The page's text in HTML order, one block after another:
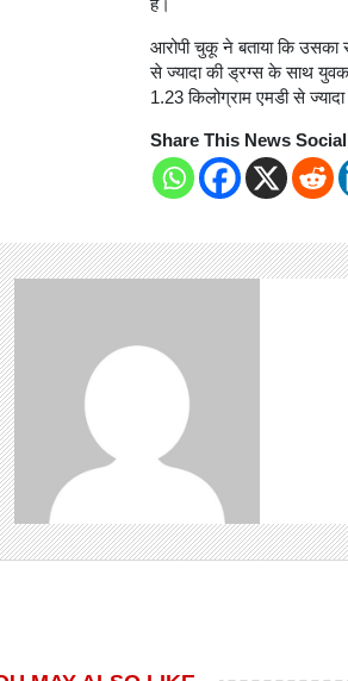
है।
आरोपी चुकू ने बताया कि उसका
से ज्यादा की ड्रग्स के साथ
1.23 किलोग्राम एमडी से
Share This News